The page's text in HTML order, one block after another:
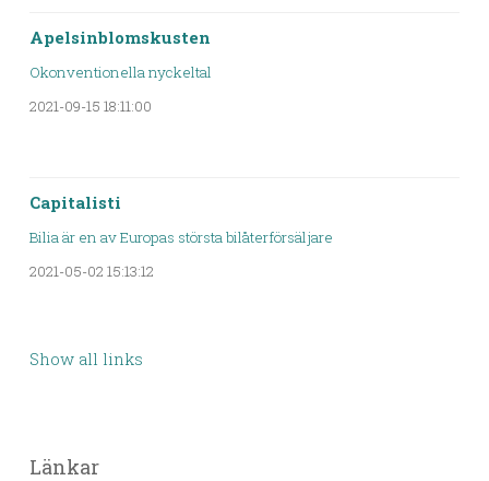
Apelsinblomskusten
Okonventionella nyckeltal
2021-09-15 18:11:00
Capitalisti
Bilia är en av Europas största bilåterförsäljare
2021-05-02 15:13:12
Show all links
Länkar